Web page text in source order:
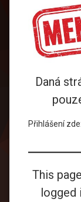
Daná
Přihlášení zde:
This
logged